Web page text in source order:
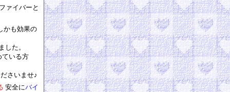
ァイバーと
かも効果の
した。
ている方
さいませ♪
安全にバイ